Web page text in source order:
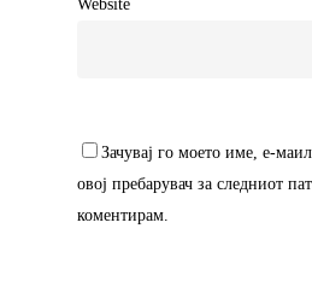
Website
Зачувај го моето име, е-
овој пребарувач за следниот
коментирам.